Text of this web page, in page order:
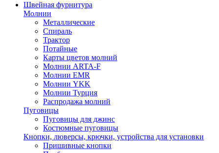
Швейная фурнитура
Молнии
Металлические
Спираль
Трактор
Потайные
Карты цветов молний
Молнии ARTA-F
Молнии EMR
Молнии YKK
Молнии Турция
Распродажа молний
Пуговицы
Пуговицы для джинс
Костюмные пуговицы
Кнопки, люверсы, крючки, устройства для установки
Пришивные кнопки